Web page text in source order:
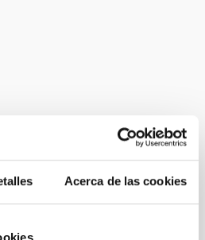
Acerca de las cookies